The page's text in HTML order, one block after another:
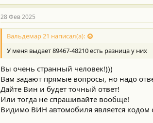
28 Фев 2025
Вальдемар 21 написал(а):
У меня выдает 89467-48210 есть разница у них
Вы очень странный человек!)))
Вам задают прямые вопросы, но надо
Дайте Вин и будет точный ответ!
Или тогда не спрашивайте вообще!
Видимо ВИН автомобиля является кодом